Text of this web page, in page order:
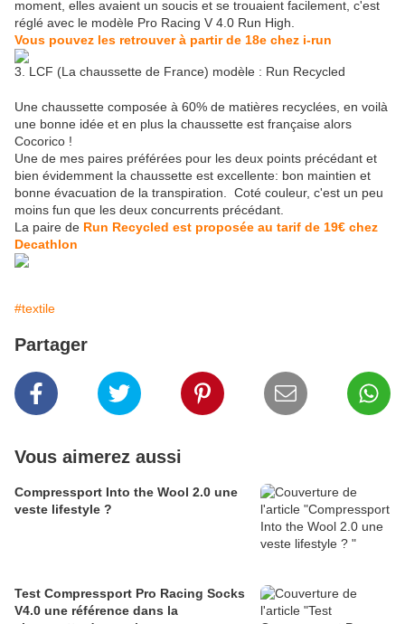
moment, elles avaient un soucis et se trouaient facilement, c'est
réglé avec le modèle Pro Racing V 4.0 Run High.
Vous pouvez les retrouver à partir de 18e chez i-run
3. LCF (La chaussette de France) modèle : Run Recycled
Une chaussette composée à 60% de matières recyclées, en voilà
une bonne idée et en plus la chaussette est française alors
Cocorico !
Une de mes paires préférées pour les deux points précédant et
bien évidemment la chaussette est excellente: bon maintien et
bonne évacuation de la transpiration. Coté couleur, c'est un peu
moins fun que les deux concurrents précédant.
La paire de Run Recycled est proposée au tarif de 19€ chez
Decathlon
#textile
Partager
Vous aimerez aussi
Compressport Into the Wool 2.0 une
veste lifestyle ?
Test Compressport Pro Racing Socks
V4.0 une référence dans la